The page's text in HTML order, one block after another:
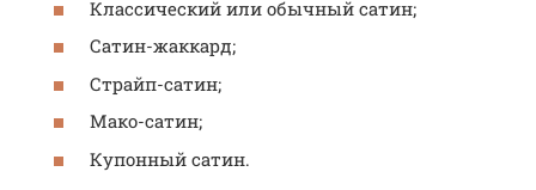
Классический или обычный сатин;
Сатин-жаккард;
Страйп-сатин;
Мако-сатин;
Купонный сатин.